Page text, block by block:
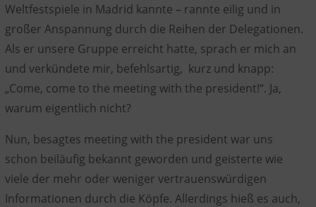
Weltfestspiele in Madrid kannte – rannte eilig und in
großer Anspannung durch die Reihen der Delegationen.
Als er unsere Gruppe erreicht hatte, sprach er mich an
und verkündete mir, befehlsartig, kurz und knapp:
„Come, come to the meeting with the president!“. Ja,
warum eigentlich nicht?
Nun, besagtes meeting with the president war uns
schon beiläufig bekannt geworden und geisterte wie
viele der mehr oder weniger vertrauenswürdigen
Informationen durch die Köpfe. Allerdings hieß es auch,